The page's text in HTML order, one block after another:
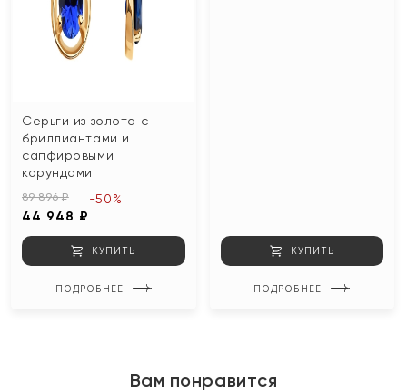
Серьги из золота с
бриллиантами и
сапфировыми
корундами
89 896 ₽
44 948 ₽
-50%
КУПИТЬ
ПОДРОБНЕЕ
КУПИТЬ
ПОДРОБНЕЕ
Вам понравится